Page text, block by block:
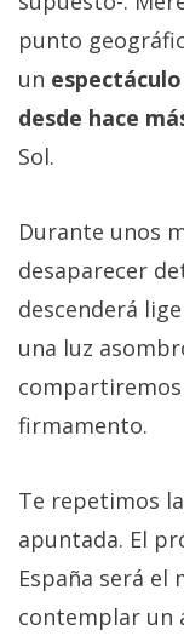
punto
un
desde hace
Sol.
Durante unos
desaparecer
descenderá
una luz
firmamento.
Te repetimos
apuntada. El
España será
contemplar un